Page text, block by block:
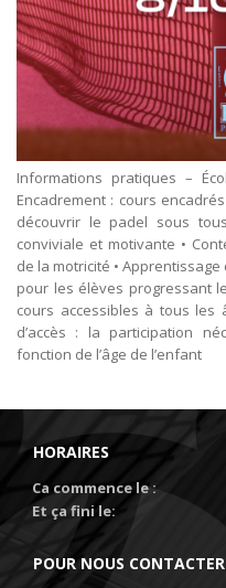
Informations pratiques –
Encadrement : cours
découvrir le padel sous
conviviale et motivante •
de la motricité •
pour les élèves progressant
cours accessibles à tous les
d’accès : la participation
fonction de l’âge de l’enfant
HORAIRES
Ca commence le :
Et ça fini le:
POUR NOUS CONTACTER